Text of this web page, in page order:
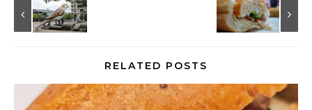
RELATED POSTS